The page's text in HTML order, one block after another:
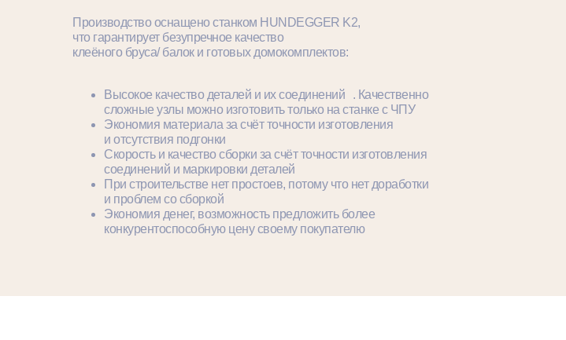
Производство оснащено станком HUNDEGGER K2,
что гарантирует безупречное качество
клеёного бруса/ балок и готовых домокомплектов:
Высокое качество деталей и их соединений . Качественно
сложные узлы можно изготовить только на станке с ЧПУ
Экономия материала за счёт точности изготовления
и отсутствия подгонки
Скорость и качество сборки за счёт точности изготовления
соединений и маркировки деталей
При строительстве нет простоев, потому что нет доработки
и проблем со сборкой
Экономия денег, возможность предложить более
конкурентоспособную цену своему покупателю